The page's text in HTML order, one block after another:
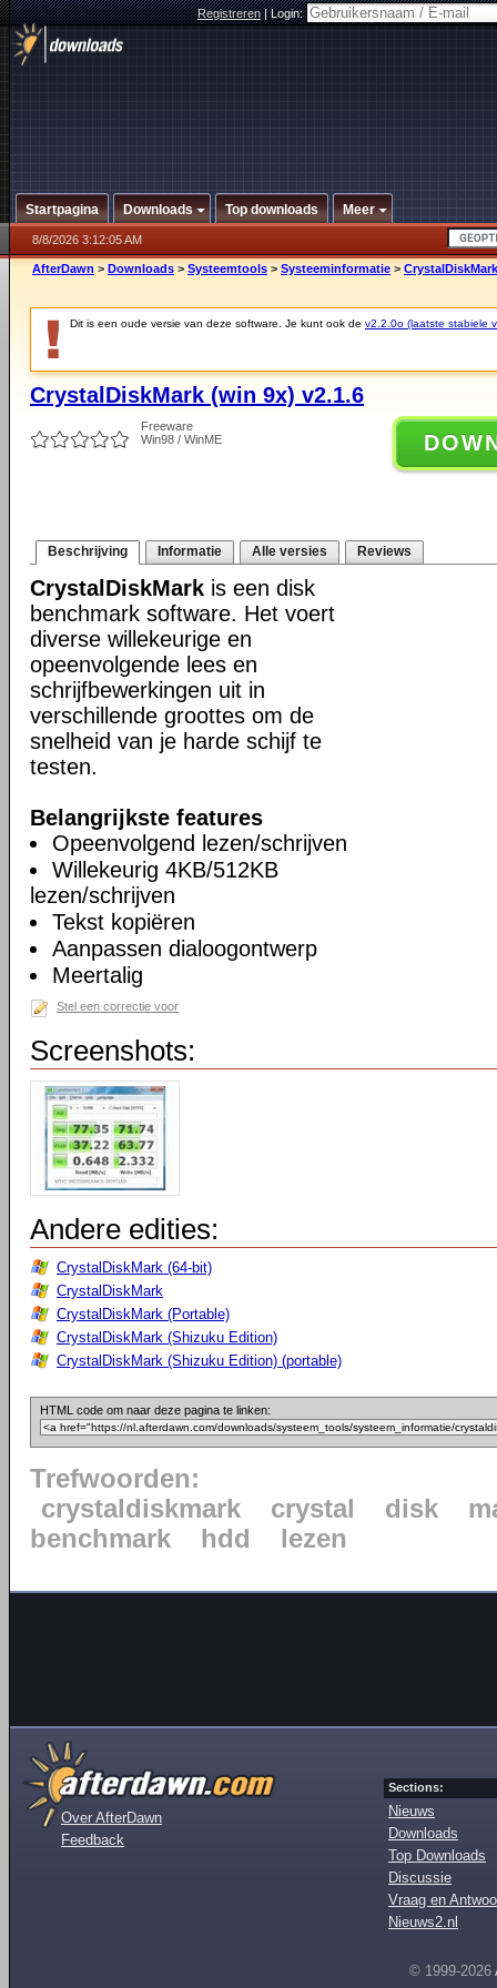
Registreren|Login:
Startpagina Downloads Top downloads Meer
8/8/2026 3:12:05 AM
AfterDawn > Downloads > Systeemtools > Systeeminformatie >
Dit is een oude versie van deze software. Je kunt ook de v2.2.0o (laatste stabiele
CrystalDiskMark (win 9x) v2.1.6
Freeware
Win98 / WinME
Beschrijving Informatie Alle versies Reviews
CrystalDiskMark is een disk
benchmark software. Het voert
diverse willekeurige en
opeenvolgende lees en
schrijfbewerkingen uit in
verschillende groottes om de
snelheid van je harde schijf te
testen.
Belangrijkste features
Opeenvolgend lezen/schrijven
Willekeurig 4KB/512KB
lezen/schrijven
Tekst kopiëren
Aanpassen dialoogontwerp
Meertalig
Stel een correctie voor
Screenshots:
Andere edities:
CrystalDiskMark (64-bit)
CrystalDiskMark
CrystalDiskMark (Portable)
CrystalDiskMark (Shizuku Edition)
CrystalDiskMark (Shizuku Edition) (portable)
HTML code om naar deze pagina te linken:
Trefwoorden:
crystaldiskmark
crystal disk
benchmark
hdd lezen
Over AfterDawn
Feedback
Sections:
Nieuws
Downloads
Top Downloads
Discussie
Vraag en
Nieuws2.nl
© 1999-2026